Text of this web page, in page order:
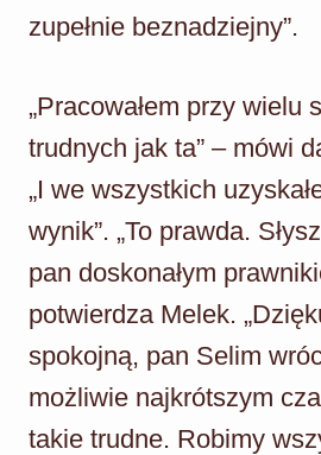
zupełnie beznadziejny”.
„Pracowałem przy wielu
trudnych jak ta” – mówi
„I we wszystkich
wynik”. „To prawda.
pan doskonałym
potwierdza Melek.
spokojną, pan Selim
możliwie najkrótszym
takie trudne. Robimy